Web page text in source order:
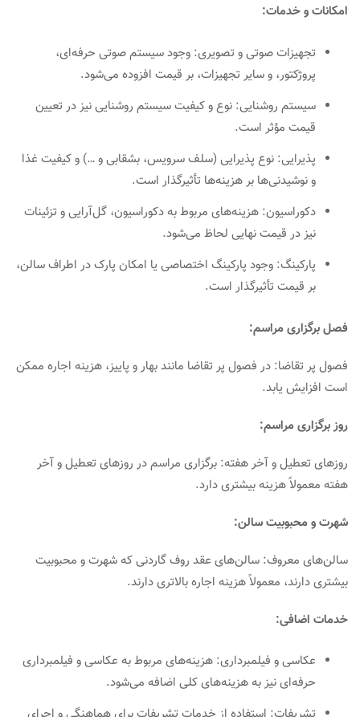
امکانات و خدمات:
تجهیزات صوتی و تصویری: وجود سیستم صوتی حرفه‌ای،
پروژکتور، و سایر تجهیزات، بر قیمت افزوده می‌شود.
سیستم روشنایی: نوع و کیفیت سیستم روشنایی نیز در تعیین
قیمت مؤثر است.
پذیرایی: نوع پذیرایی (سلف سرویس، بشقابی و …) و کیفیت غذا
و نوشیدنی‌ها بر هزینه‌ها تأثیرگذار است.
دکوراسیون: هزینه‌های مربوط به دکوراسیون، گل‌آرایی و تزئینات
نیز در قیمت نهایی لحاظ می‌شود.
پارکینگ: وجود پارکینگ اختصاصی یا امکان پارک در اطراف سالن،
بر قیمت تأثیرگذار است.
فصل برگزاری مراسم:
فصول پر تقاضا: در فصول پر تقاضا مانند بهار و پاییز، هزینه اجاره ممکن
است افزایش یابد.
روز برگزاری مراسم:
روزهای تعطیل و آخر هفته: برگزاری مراسم در روزهای تعطیل و آخر
هفته معمولاً هزینه بیشتری دارد.
شهرت و محبوبیت سالن:
سالن‌های معروف: سالن‌های عقد روف گاردنی که شهرت و محبوبیت
بیشتری دارند، معمولاً هزینه اجاره بالاتری دارند.
خدمات اضافی:
عکاسی و فیلمبرداری: هزینه‌های مربوط به عکاسی و فیلمبرداری
حرفه‌ای نیز به هزینه‌های کلی اضافه می‌شود.